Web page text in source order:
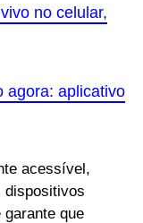
no celular,
agora: aplicativo
acessível,
dispositivos
que